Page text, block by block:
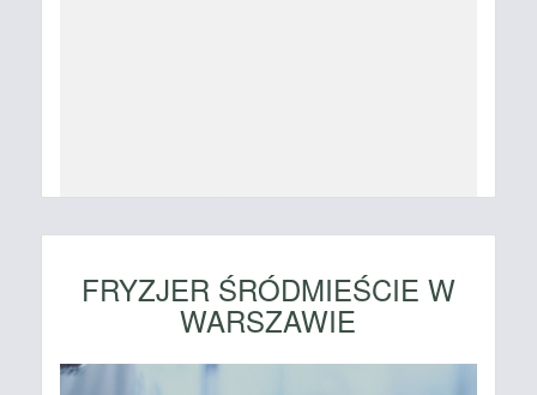
FRYZJER ŚRÓDMIEŚCIE W
WARSZAWIE